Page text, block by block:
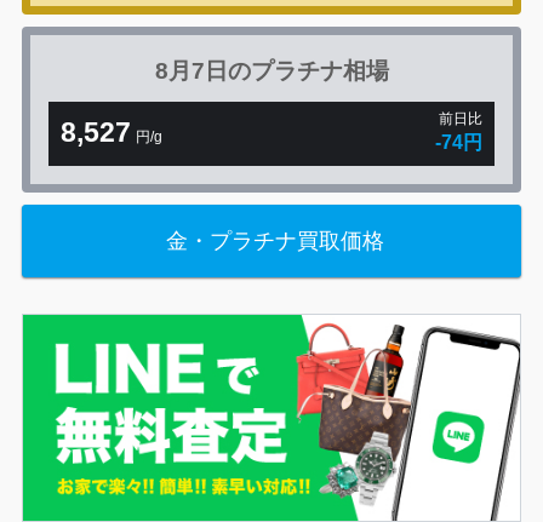
8月7日のプラチナ相場
8,527 円/g
前日比
-74円
金・プラチナ買取価格